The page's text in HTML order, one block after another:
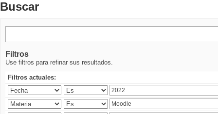
Buscar
Filtros
Use filtros para refinar sus resultados.
Filtros actuales: